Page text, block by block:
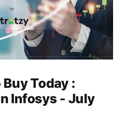
Today :
Infosys - July